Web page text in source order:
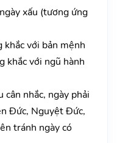
xấu (tương ứng
khắc với bản mệnh
khắc với ngũ hành
cân nhắc, ngày phải
Đức, Nguyệt Đức,
tránh ngày có